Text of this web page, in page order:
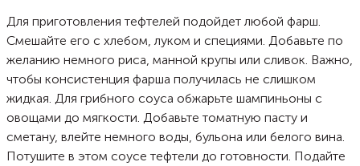
Для приготовления тефтелей подойдет любой фарш.
Смешайте его с хлебом, луком и специями. Добавьте по
желанию немного риса, манной крупы или сливок. Важно,
чтобы консистенция фарша получилась не слишком
жидкая. Для грибного соуса обжарьте шампиньоны с
овощами до мягкости. Добавьте томатную пасту и
сметану, влейте немного воды, бульона или белого вина.
Потушите в этом соусе тефтели до готовности. Подайте